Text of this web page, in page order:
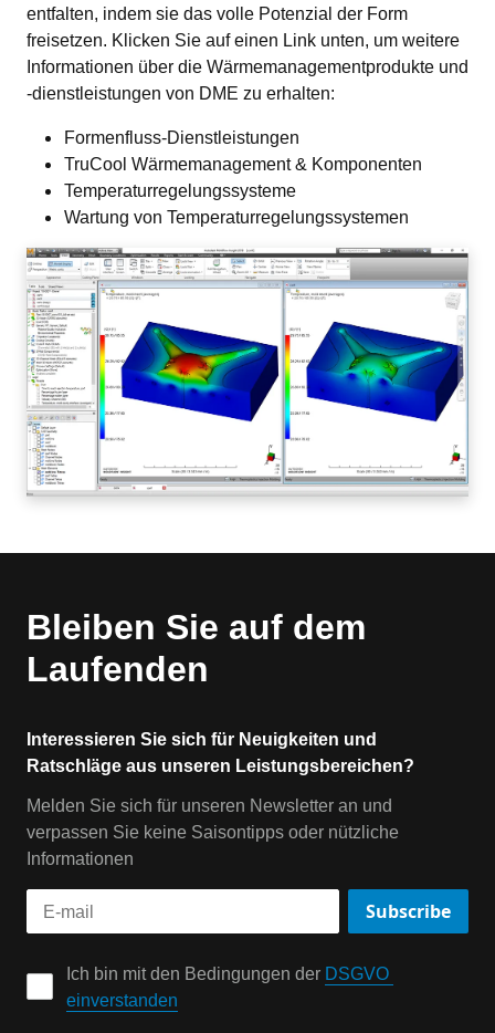
entfalten, indem sie das volle Potenzial der Form
freisetzen. Klicken Sie auf einen Link unten, um weitere
Informationen über die Wärmemanagementprodukte und
-dienstleistungen von DME zu erhalten:
Formenfluss-Dienstleistungen
TruCool Wärmemanagement & Komponenten
Temperaturregelungssysteme
Wartung von Temperaturregelungssystemen
Bleiben Sie auf dem
Laufenden
Interessieren Sie sich für Neuigkeiten und
Ratschläge aus unseren Leistungsbereichen?
Melden Sie sich für unseren Newsletter an und
verpassen Sie keine Saisontipps oder nützliche
Informationen
Subscribe
Ich bin mit den Bedingungen der DSGVO
einverstanden